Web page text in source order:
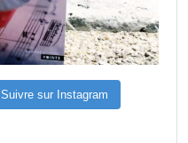
Suivre sur Instagram